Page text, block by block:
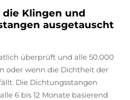
Klingen und
ausgetauscht
überprüft und alle 50.000
oder wenn die Dichtheit der
Die Dichtungsstangen
6 bis 12 Monate basierend